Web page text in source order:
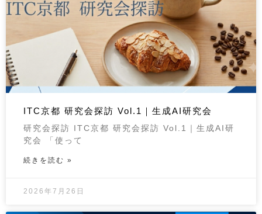
ITC京都 研究会探訪 Vol.1｜生成AI研究会
研究会探訪 ITC京都 研究会探訪 Vol.1｜生成AI研
究会 「使って
続きを読む »
2026年7月26日